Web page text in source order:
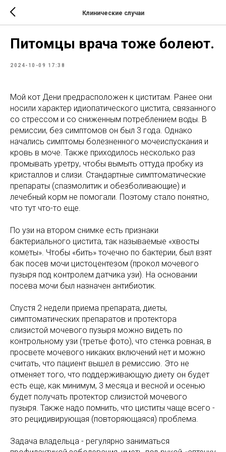
Клинические случаи
Питомцы врача тоже болеют.
2024-10-09 17:38
Мой кот Дени предрасположен к циститам. Ранее они
носили характер идиопатического цистита, связанного
со стрессом и со сниженным потреблением воды. В
ремиссии, без симптомов он был 3 года. Однако
начались симптомы болезненного мочеиспускания и
кровь в моче. Также приходилось несколько раз
промывать уретру, чтобы вымыть оттуда пробку из
кристаллов и слизи. Стандартные симптоматические
препараты (спазмолитик и обезболивающие) и
лечебный корм не помогали. Поэтому стало понятно,
что тут что-то еще.
По узи на втором снимке есть признаки
бактериального цистита, так называемые «хвосты
кометы». Чтобы «бить» точечно по бактерии, был взят
бак посев мочи цистоцентезом (прокол мочевого
пузыря под контролем датчика узи). На основании
посева мочи был назначен антибиотик.
Спустя 2 недели приема препарата, диеты,
симптоматических препаратов и протектора
слизистой мочевого пузыря можно видеть по
контрольному узи (третье фото), что стенка ровная, в
просвете мочевого никаких включений нет и можно
считать, что пациент вышел в ремиссию. Это не
отменяет того, что поддерживающую диету он будет
есть еще, как минимум, 3 месяца и весной и осенью
будет получать протектор слизистой мочевого
пузыря. Также надо помнить, что циститы чаще всего -
это рецидивирующая (повторяющаяся) проблема.
Задача владельца - регулярно заниматься